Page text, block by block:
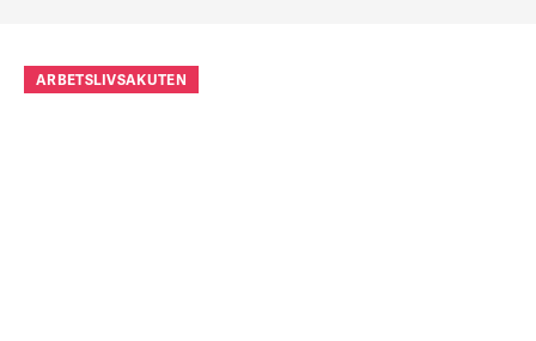
ARBETSLIVSAKUTEN